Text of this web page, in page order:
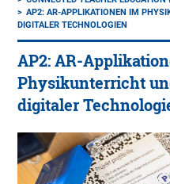
AP2: AR-APPLIKATIONEN IM
DIGITALER TECHNOLOGIEN
AP2: AR-
Physikunterricht
digitaler